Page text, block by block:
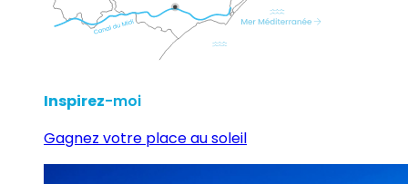
Inspirez-moi
Gagnez votre place au soleil